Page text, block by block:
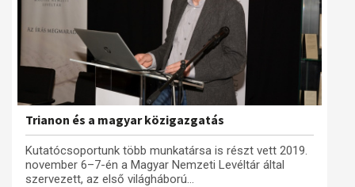
Trianon és a magyar közigazgatás
Kutatócsoportunk több munkatársa is részt vett 2019.
november 6–7-én a Magyar Nemzeti Levéltár által
szervezett, az első világháború...